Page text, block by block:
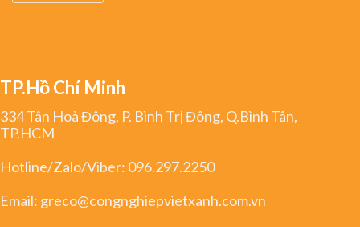
TP.Hồ Chí Minh
334 Tân Hoà Đông, P. Bình Trị Đông, Q.Bình Tân,
TP.HCM
Hotline/Zalo/Viber: 096.297.2250
Email: greco@congnghiepvietxanh.com.vn